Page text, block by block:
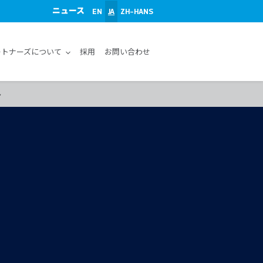
ニュース EN JA ZH-HANS
ナーズについて 採用 お問い合わせ